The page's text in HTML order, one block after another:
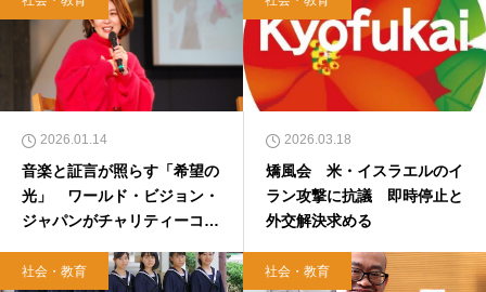
2026.01.14
音楽と証言が照らす「希望の
光」 ワールド・ビジョン・
ジャパンがチャリティーコン
2026.03.18
矯風会 米・イスラエルのイ
ラン攻撃に抗議 即時停止と
外交解決求める
社会・教育 社会・教育